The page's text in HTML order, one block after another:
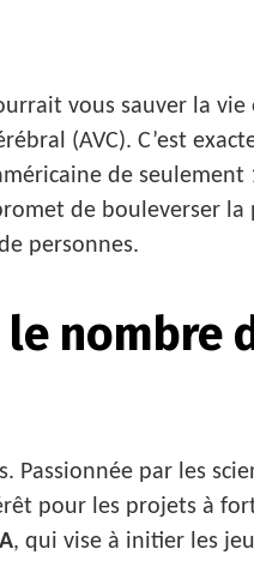
vous sauver la vie
(AVC). C’est
de seulement
de bouleverser la
personnes.
le nombre
Passionnée par les
pour les projets à
, qui vise à initier les